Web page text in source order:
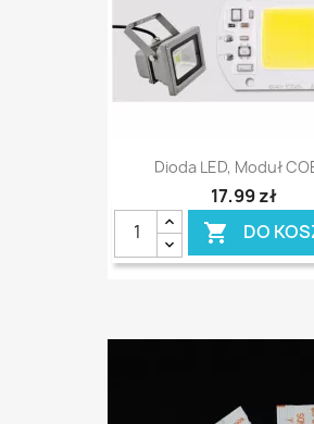
Dioda LED, Moduł
17,99 zł
 DO